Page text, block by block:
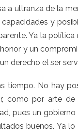
a ultranza de la
y
Ya la
y un
derecho el ser
tiempo. No hay
como por arte de
pues un
buenos. Ya